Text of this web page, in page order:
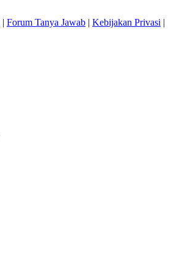
| Forum Tanya Jawab | Kebijakan Privasi |